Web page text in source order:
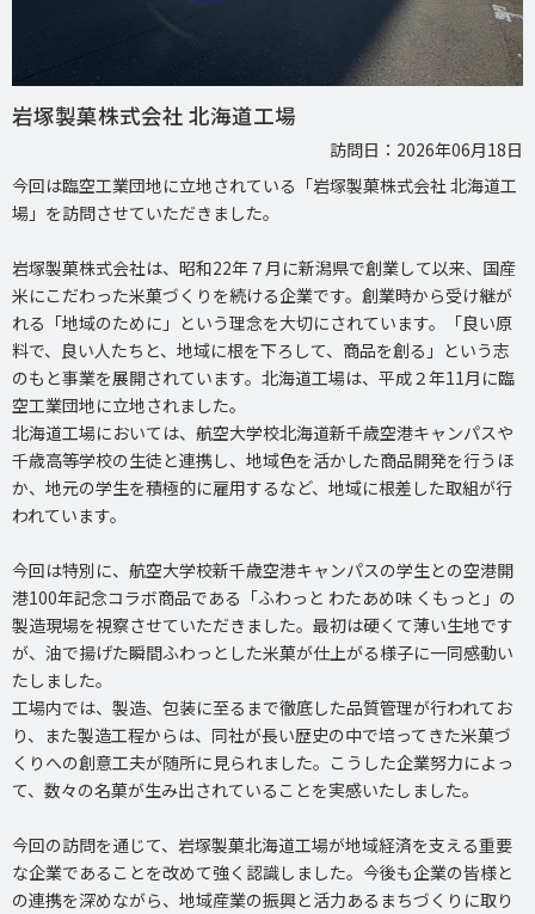
岩塚製菓株式会社 北海道工場
訪問日：2026年06月18日
今回は臨空工業団地に立地されている「岩塚製菓株式会社 北海道工
場」を訪問させていただきました。
岩塚製菓株式会社は、昭和22年７月に新潟県で創業して以来、国産
米にこだわった米菓づくりを続ける企業です。創業時から受け継が
れる「地域のために」という理念を大切にされています。「良い原
料で、良い人たちと、地域に根を下ろして、商品を創る」という志
のもと事業を展開されています。北海道工場は、平成２年11月に臨
空工業団地に立地されました。
北海道工場においては、航空大学校北海道新千歳空港キャンパスや
千歳高等学校の生徒と連携し、地域色を活かした商品開発を行うほ
か、地元の学生を積極的に雇用するなど、地域に根差した取組が行
われています。
今回は特別に、航空大学校新千歳空港キャンパスの学生との空港開
港100年記念コラボ商品である「ふわっと わたあめ味 くもっと」の
製造現場を視察させていただきました。最初は硬くて薄い生地です
が、油で揚げた瞬間ふわっとした米菓が仕上がる様子に一同感動い
たしました。
工場内では、製造、包装に至るまで徹底した品質管理が行われてお
り、また製造工程からは、同社が長い歴史の中で培ってきた米菓づ
くりへの創意工夫が随所に見られました。こうした企業努力によっ
て、数々の名菓が生み出されていることを実感いたしました。
今回の訪問を通じて、岩塚製菓北海道工場が地域経済を支える重要
な企業であることを改めて強く認識しました。今後も企業の皆様と
の連携を深めながら、地域産業の振興と活力あるまちづくりに取り